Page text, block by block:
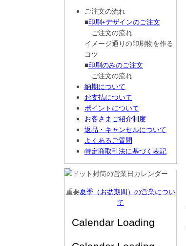
ご注文の流れ
■印刷+デザインのご注文
ご注文の流れ
イメージ通りの印刷物を作る
コツ
■印刷のみのご注文
ご注文の流れ
納期について
お支払について
ポイントについて
お客さまご紹介制度
返品・キャンセルについて
よくあるご質問
特定商取引法に基づく表記
重要夏季（お盆期間）の営業につい
て